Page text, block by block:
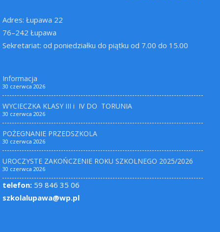
Adres: Łupawa 22
76–242 Łupawa
Sekretariat: od poniedziałku do piątku od 7.00 do 15.00
Informacja
30 czerwca 2026
WYCIECZKA KLASY III i IV DO TORUNIA
30 czerwca 2026
POŻEGNANIE PRZEDSZKOLA
30 czerwca 2026
UROCZYSTE ZAKOŃCZENIE ROKU SZKOLNEGO 2025/2026
30 czerwca 2026
telefon: 59 846 35 06
szkolalupawa@wp.pl